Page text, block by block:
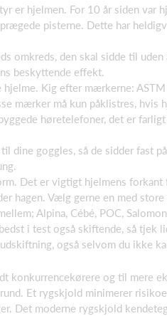
er hjelmen. For 10 år siden var
pisterne. Dette har
omkreds, den skal sidde til
beskyttende effekt.
Kig efter mærkerne:
mærker må kun påklistres,
høretelefoner, det er
dine goggles, så de sidder fast
Det er vigtigt hjelmens
hagen. Vælg gerne en med
Alpina, Cébé, POC,
i test også skiftende, så tjek
også selvom du ikke
og til mere
Et rygskjold minimerer
Det moderne rygskjold